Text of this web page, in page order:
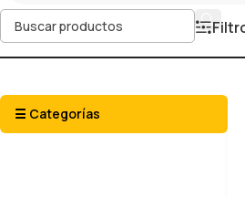
☰ Categorías